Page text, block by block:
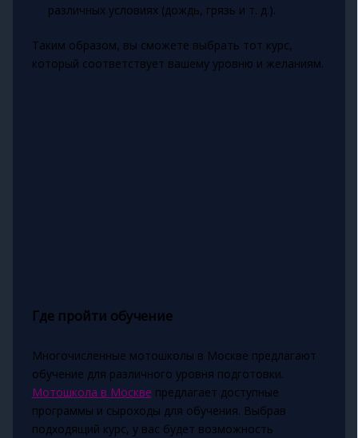
различных условиях (дождь, грязь и т. д.).
Таким образом, вы сможете выбрать тот курс,
который соответствует вашему уровню и желаниям.
Где пройти обучение
Многочисленные мотошколы в Москве предлагают
обучение для различного уровня подготовки.
Мотошкола в Москве предлагает доступные
программы и сыроходы для обучения. Выбрав
подходящий курс, у вас будет возможность